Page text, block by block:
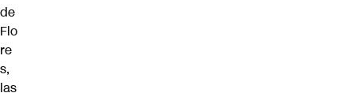
de
Flo
re
s,
las